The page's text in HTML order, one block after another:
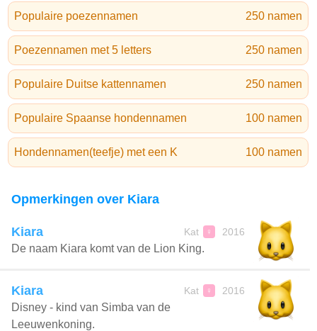
Populaire poezennamen 250 namen
Poezennamen met 5 letters 250 namen
Populaire Duitse kattennamen 250 namen
Populaire Spaanse hondennamen 100 namen
Hondennamen(teefje) met een K 100 namen
Opmerkingen over Kiara
Kiara Kat ♀ 2016
De naam Kiara komt van de Lion King.
Kiara Kat ♀ 2016
Disney - kind van Simba van de
Leeuwenkoning.